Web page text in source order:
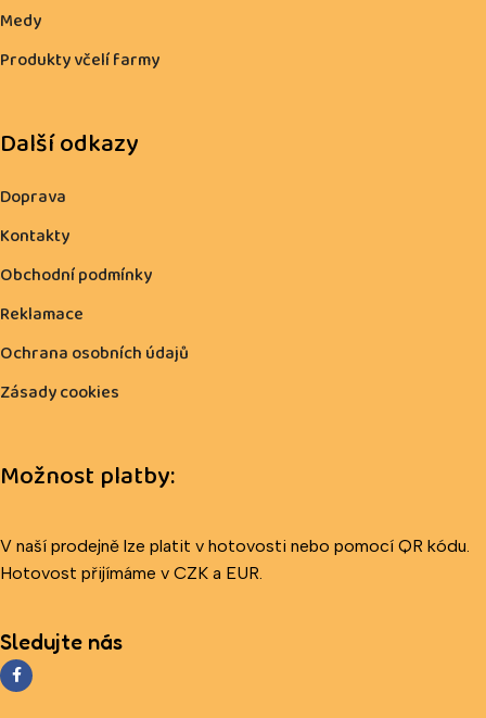
Medy
Produkty včelí farmy
Další odkazy
Doprava
Kontakty
Obchodní podmínky
Reklamace
Ochrana osobních údajů
Zásady cookies
Možnost platby:
V naší prodejně lze platit v hotovosti nebo pomocí QR kódu.
Hotovost přijímáme v CZK a EUR.
Sledujte nás